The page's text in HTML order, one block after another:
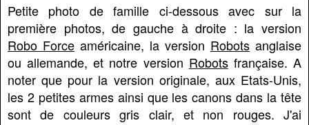
Petite photo de famille ci-dessous avec sur la
première photos, de gauche à droite : la version
Robo Force américaine, la version Robots anglaise
ou allemande, et notre version Robotsfrançaise. A
noter que pour la version originale, aux Etats-Unis,
les 2 petites armes ainsi que les canons dans la tête
sont de couleurs gris clair, et non rouges. J'ai